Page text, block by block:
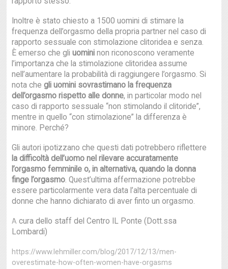
Inoltre è stato chiesto a 1500 uomini di stimare la
frequenza dell’orgasmo della propria partner nel caso di
rapporto sessuale con stimolazione clitoridea e senza.
È emerso che gliuomini non riconoscono veramente
l’importanza che la stimolazione clitoridea assume
nell’aumentare la probabilità di raggiungere l’orgasmo. Si
nota chegli uomini sovrastimano la frequenza
dell’orgasmo rispetto alle donne, in particolar modo nel
caso di rapporto sessuale “non stimolando il clitoride”,
mentre in quello “con stimolazione” la differenza è
minore. Perché?
Gli autori ipotizzano che questi dati potrebbero riflettere
la difficoltà dell’uomo nel rilevare accuratamente
l’orgasmo femminile o, in alternativa, quando la donna
finge l’orgasmo. Quest’ultima affermazione potrebbe
essere particolarmente vera data l’alta percentuale di
donne che hanno dichiarato di aver finto un orgasmo.
A cura dello staff del Centro IL Ponte (Dott.ssa
Lombardi)
https://www.lehmiller.com/blog/2017/12/13/men-
overestimate-how-often-women-have-orgasms